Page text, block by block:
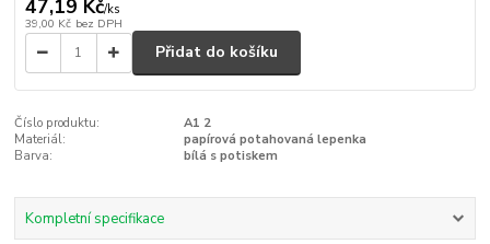
47,19 Kč/ks
39,00 Kč bez DPH
Přidat do košíku
Číslo produktu:
A1 2
Materiál:
papírová potahovaná lepenka
Barva:
bílá s potiskem
Kompletní specifikace